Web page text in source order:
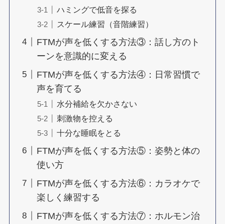
ハミングで低音を探る
スケール練習（音階練習）
FTMが声を低くする方法③：話し方のト
ーンを意識的に変える
FTMが声を低くする方法④：日常習慣で
声を育てる
水分補給を欠かさない
刺激物を控える
十分な睡眠をとる
FTMが声を低くする方法⑤：姿勢と体の
使い方
FTMが声を低くする方法⑥：カラオケで
楽しく練習する
FTMが声を低くする方法⑦：ホルモン治